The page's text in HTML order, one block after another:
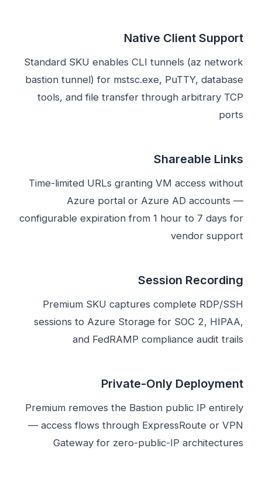
Native Client Support
Standard SKU enables CLI tunnels (az network
bastion tunnel) for mstsc.exe, PuTTY, database
tools, and file transfer through arbitrary TCP
ports
Shareable Links
Time-limited URLs granting VM access without
Azure portal or Azure AD accounts —
configurable expiration from 1 hour to 7 days for
vendor support
Session Recording
Premium SKU captures complete RDP/SSH
sessions to Azure Storage for SOC 2, HIPAA,
and FedRAMP compliance audit trails
Private-Only Deployment
Premium removes the Bastion public IP entirely
— access flows through ExpressRoute or VPN
Gateway for zero-public-IP architectures